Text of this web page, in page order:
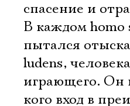
спасение и
В каждом homo
пытался
ludens, человека
играющего. Он
кого вход в